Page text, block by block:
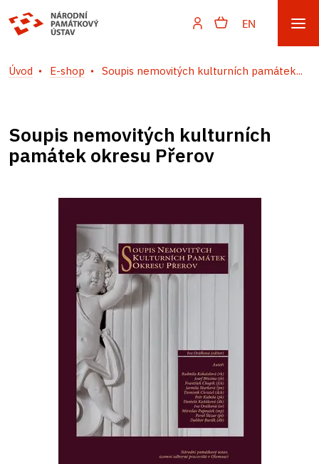
EN
Úvod E-shop Soupis nemovitých kulturních památek...
Soupis nemovitých kulturních
památek okresu Přerov